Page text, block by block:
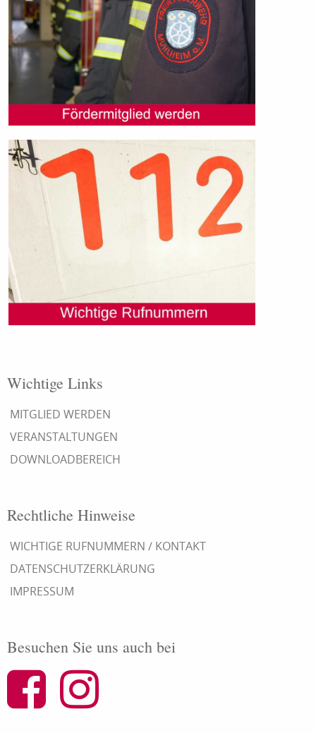
Wichtige Links
MITGLIED WERDEN
VERANSTALTUNGEN
DOWNLOADBEREICH
Rechtliche Hinweise
WICHTIGE RUFNUMMERN / KONTAKT
DATENSCHUTZERKLÄRUNG
IMPRESSUM
Besuchen Sie uns auch bei